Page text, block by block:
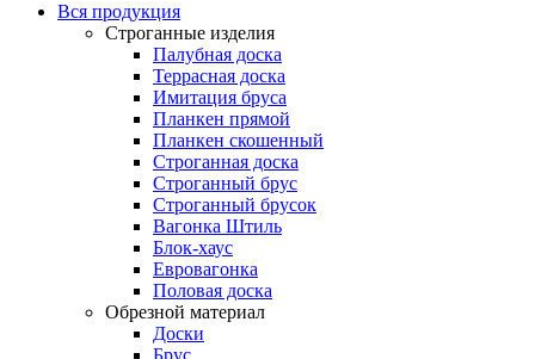
Вся продукция
Строганные изделия
Палубная доска
Террасная доска
Имитация бруса
Планкен прямой
Планкен скошенный
Строганная доска
Строганный брус
Строганный брусок
Вагонка Штиль
Блок-хаус
Евровагонка
Половая доска
Обрезной материал
Доски
Брус